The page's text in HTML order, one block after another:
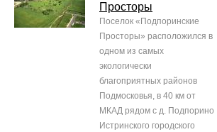
Просторы
Поселок «Подпоринские
Просторы» расположился в
одном из самых
экологически
благоприятных районов
Подмосковья, в 40 км от
МКАД рядом с д. Подпорино
Истринского городского